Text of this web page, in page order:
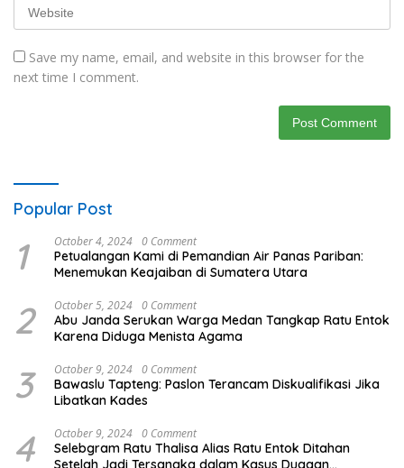
Save my name, email, and website in this browser for the
next time I comment.
Popular Post
1 October 4, 2024 0 Comment
Petualangan Kami di Pemandian Air Panas Pariban:
Menemukan Keajaiban di Sumatera Utara
2 October 5, 2024 0 Comment
Abu Janda Serukan Warga Medan Tangkap Ratu Entok
Karena Diduga Menista Agama
3 October 9, 2024 0 Comment
Bawaslu Tapteng: Paslon Terancam Diskualifikasi Jika
Libatkan Kades
4 October 9, 2024 0 Comment
Selebgram Ratu Thalisa Alias Ratu Entok Ditahan
Setelah Jadi Tersangka dalam Kasus Dugaan